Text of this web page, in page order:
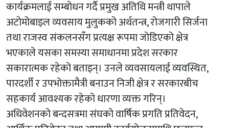
कार्यक्रमलाई सम्बोधन गर्दै प्रमुख अतिथि मन्त्री थापाले
अटोमोबाइल व्यवसाय मुलुकको अर्थतन्त्र, रोजगारी सिर्जना
तथा राजस्व संकलनसँग प्रत्यक्ष रूपमा जोडिएको क्षेत्र
भएकाले यसका समस्या समाधानमा प्रदेश सरकार
सकारात्मक रहेको बताइन्। उनले व्यवसायलाई व्यवस्थित,
पारदर्शी र उपभोक्तामैत्री बनाउन निजी क्षेत्र र सरकारबीच
सहकार्य आवश्यक रहेको धारणा व्यक्त गरिन्।
अधिवेशनको बन्दसत्रमा संघको वार्षिक प्रगति प्रतिवेदन,